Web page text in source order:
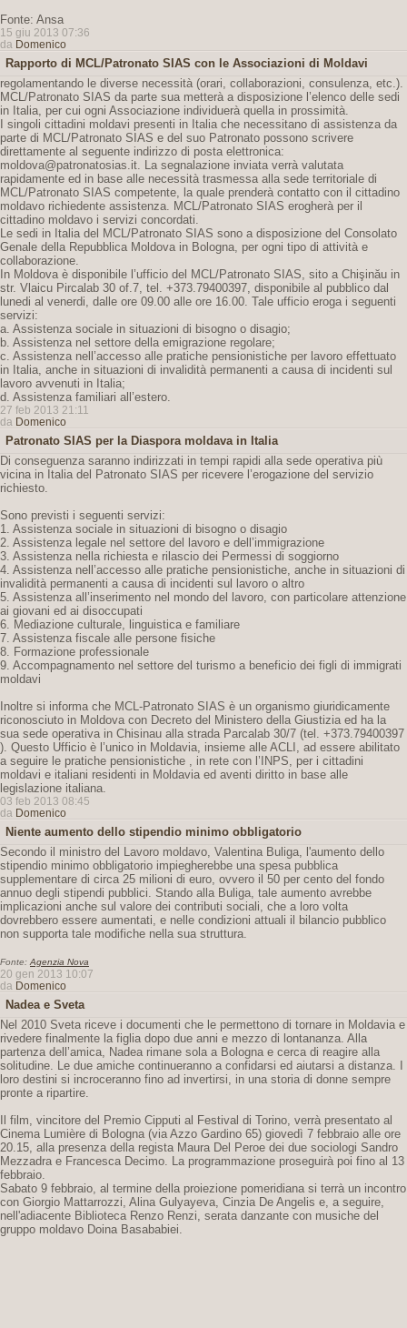
Fonte: Ansa
15 giu 2013 07:36
da Domenico
Rapporto di MCL/Patronato SIAS con le Associazioni di Moldavi
regolamentando le diverse necessità (orari, collaborazioni, consulenza, etc.).
MCL/Patronato SIAS da parte sua metterà a disposizione l’elenco delle sedi
in Italia, per cui ogni Associazione individuerà quella in prossimità.
I singoli cittadini moldavi presenti in Italia che necessitano di assistenza da
parte di MCL/Patronato SIAS e del suo Patronato possono scrivere
direttamente al seguente indirizzo di posta elettronica:
moldova@patronatosias.it. La segnalazione inviata verrà valutata
rapidamente ed in base alle necessità trasmessa alla sede territoriale di
MCL/Patronato SIAS competente, la quale prenderà contatto con il cittadino
moldavo richiedente assistenza. MCL/Patronato SIAS erogherà per il
cittadino moldavo i servizi concordati.
Le sedi in Italia del MCL/Patronato SIAS sono a disposizione del Consolato
Genale della Repubblica Moldova in Bologna, per ogni tipo di attività e
collaborazione.
In Moldova è disponibile l’ufficio del MCL/Patronato SIAS, sito a Chişinău in
str. Vlaicu Pircalab 30 of.7, tel. +373.79400397, disponibile al pubblico dal
lunedi al venerdi, dalle ore 09.00 alle ore 16.00. Tale ufficio eroga i seguenti
servizi:
a. Assistenza sociale in situazioni di bisogno o disagio;
b. Assistenza nel settore della emigrazione regolare;
c. Assistenza nell’accesso alle pratiche pensionistiche per lavoro effettuato
in Italia, anche in situazioni di invalidità permanenti a causa di incidenti sul
lavoro avvenuti in Italia;
d. Assistenza familiari all’estero.
27 feb 2013 21:11
da Domenico
Patronato SIAS per la Diaspora moldava in Italia
Di conseguenza saranno indirizzati in tempi rapidi alla sede operativa più
vicina in Italia del Patronato SIAS per ricevere l’erogazione del servizio
richiesto.
Sono previsti i seguenti servizi:
1. Assistenza sociale in situazioni di bisogno o disagio
2. Assistenza legale nel settore del lavoro e dell’immigrazione
3. Assistenza nella richiesta e rilascio dei Permessi di soggiorno
4. Assistenza nell’accesso alle pratiche pensionistiche, anche in situazioni di
invalidità permanenti a causa di incidenti sul lavoro o altro
5. Assistenza all’inserimento nel mondo del lavoro, con particolare attenzione
ai giovani ed ai disoccupati
6. Mediazione culturale, linguistica e familiare
7. Assistenza fiscale alle persone fisiche
8. Formazione professionale
9. Accompagnamento nel settore del turismo a beneficio dei figli di immigrati
moldavi
Inoltre si informa che MCL-Patronato SIAS è un organismo giuridicamente
riconosciuto in Moldova con Decreto del Ministero della Giustizia ed ha la
sua sede operativa in Chisinau alla strada Parcalab 30/7 (tel. +373.79400397
). Questo Ufficio è l’unico in Moldavia, insieme alle ACLI, ad essere abilitato
a seguire le pratiche pensionistiche , in rete con l’INPS, per i cittadini
moldavi e italiani residenti in Moldavia ed aventi diritto in base alle
legislazione italiana.
03 feb 2013 08:45
da Domenico
Niente aumento dello stipendio minimo obbligatorio
Secondo il ministro del Lavoro moldavo, Valentina Buliga, l'aumento dello
stipendio minimo obbligatorio impiegherebbe una spesa pubblica
supplementare di circa 25 milioni di euro, ovvero il 50 per cento del fondo
annuo degli stipendi pubblici. Stando alla Buliga, tale aumento avrebbe
implicazioni anche sul valore dei contributi sociali, che a loro volta
dovrebbero essere aumentati, e nelle condizioni attuali il bilancio pubblico
non supporta tale modifiche nella sua struttura.
Fonte: Agenzia Nova
20 gen 2013 10:07
da Domenico
Nadea e Sveta
Nel 2010 Sveta riceve i documenti che le permettono di tornare in Moldavia e
rivedere finalmente la figlia dopo due anni e mezzo di lontananza. Alla
partenza dell’amica, Nadea rimane sola a Bologna e cerca di reagire alla
solitudine. Le due amiche continueranno a confidarsi ed aiutarsi a distanza. I
loro destini si incroceranno fino ad invertirsi, in una storia di donne sempre
pronte a ripartire.
Il film, vincitore del Premio Cipputi al Festival di Torino, verrà presentato al
Cinema Lumière di Bologna (via Azzo Gardino 65) giovedì 7 febbraio alle ore
20.15, alla presenza della regista Maura Del Peroe dei due sociologi Sandro
Mezzadra e Francesca Decimo. La programmazione proseguirà poi fino al 13
febbraio.
Sabato 9 febbraio, al termine della proiezione pomeridiana si terrà un incontro
con Giorgio Mattarrozzi, Alina Gulyayeva, Cinzia De Angelis e, a seguire,
nell'adiacente Biblioteca Renzo Renzi, serata danzante con musiche del
gruppo moldavo Doina Basababiei.